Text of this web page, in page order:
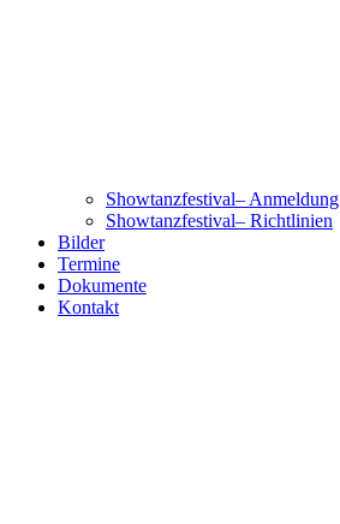
Showtanzfestival– Anmeldung
Showtanzfestival– Richtlinien
Bilder
Termine
Dokumente
Kontakt